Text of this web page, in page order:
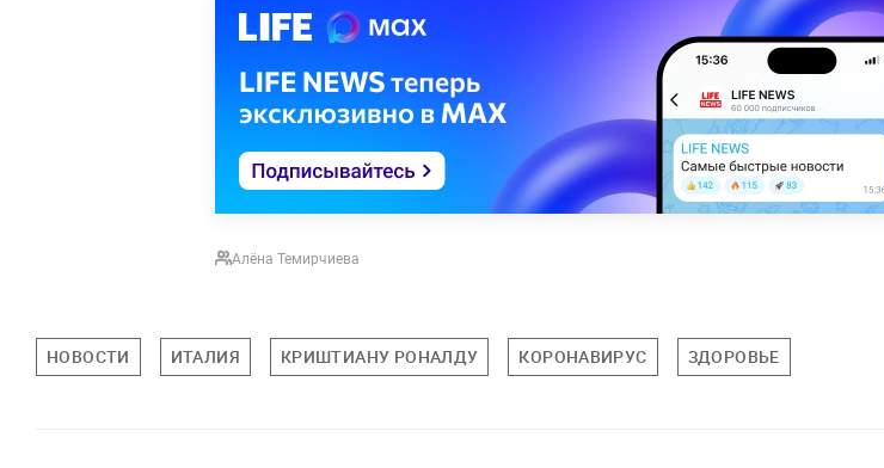
Алёна Темирчиева
НОВОСТИ ИТАЛИЯ КРИШТИАНУ РОНАЛДУ КОРОНАВИРУС ЗДОРОВЬЕ